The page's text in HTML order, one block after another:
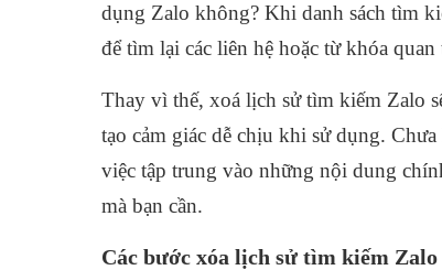
dụng Zalo không? Khi danh sách tìm
để tìm lại các liên hệ hoặc từ khóa quan
Thay vì thế, xoá lịch sử tìm kiếm Zalo
tạo cảm giác dễ chịu khi sử dụng.
việc tập trung vào những nội dung
mà bạn cần.
Các bước xóa lịch sử tìm kiếm